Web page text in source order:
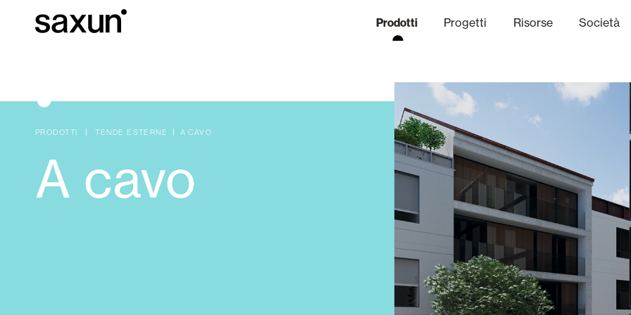
Prodotti
Cassonetti e Tapparelle Avvolgibili Frangisole e Persiane
Progetti Risorse
Download Finiture
Società
Chi siamo
PRODOTTI TENDE ESTERNE A CAVO
A cavo